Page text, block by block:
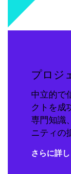
プロジ
中立的で
クトを成
専門知識
ニティの
さらに詳し